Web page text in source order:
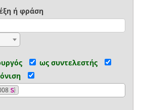
ή φράση
ως συντελεστής